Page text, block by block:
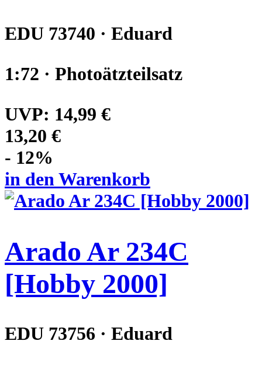
EDU 73740 · Eduard
1:72 · Photoätzteilsatz
UVP: 14,99 €
13,20 €
- 12%
in den Warenkorb
Arado Ar 234C
[Hobby 2000]
EDU 73756 · Eduard